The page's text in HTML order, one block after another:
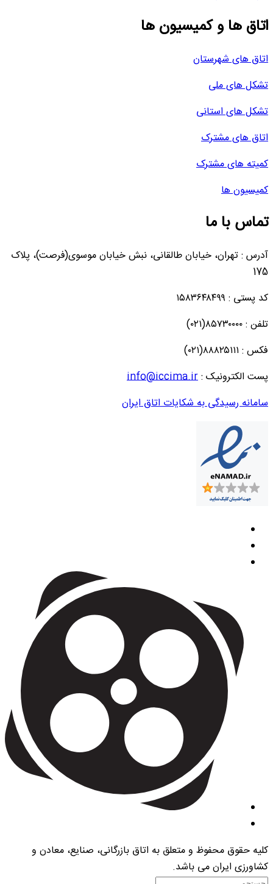
اتاق ها و کمیسیون ها
اتاق های شهرستان
تشکل های ملی
تشکل های استانی
اتاق های مشترک
کمیته های مشترک
کمیسیون ها
تماس با ما
آدرس : تهران، خیابان طالقانی، نبش خیابان موسوی(فرصت)، پلاک
175
کد پستی : ۱۵۸۳۶۴۸۴۹۹
تلفن : ۸۵۷۳۰۰۰۰(۰۲۱)
فکس : ۸۸۸۲۵۱۱۱(۰۲۱)
پست الکترونیک :info@iccima.ir
سامانه رسیدگی به شکایات اتاق ایران
کلیه حقوق محفوظ و متعلق به اتاق بازرگانی، صنایع، معادن و
کشاورزی ایران می باشد.